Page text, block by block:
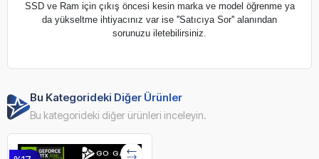
SSD ve Ram için çıkış öncesi kesin marka ve model öğrenme ya
da yükseltme ihtiyacınız var ise ''Satıcıya Sor'' alanından
sorunuzu iletebilirsiniz.
Bu Kategorideki Diğer Ürünler
Bu kategorideki diğer ürünleri inceleyin.